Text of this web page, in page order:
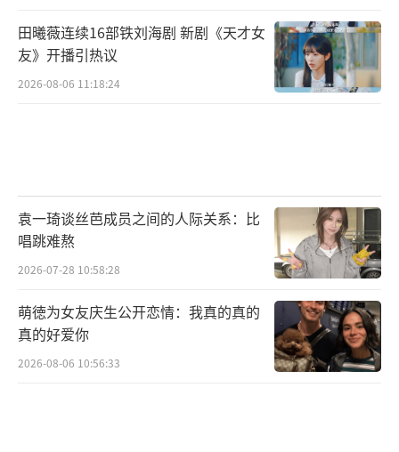
田曦薇连续16部铁刘海剧 新剧《天才女
友》开播引热议
2026-08-06 11:18:24
袁一琦谈丝芭成员之间的人际关系：比
唱跳难熬
2026-07-28 10:58:28
萌徳为女友庆生公开恋情：我真的真的
真的好爱你
2026-08-06 10:56:33